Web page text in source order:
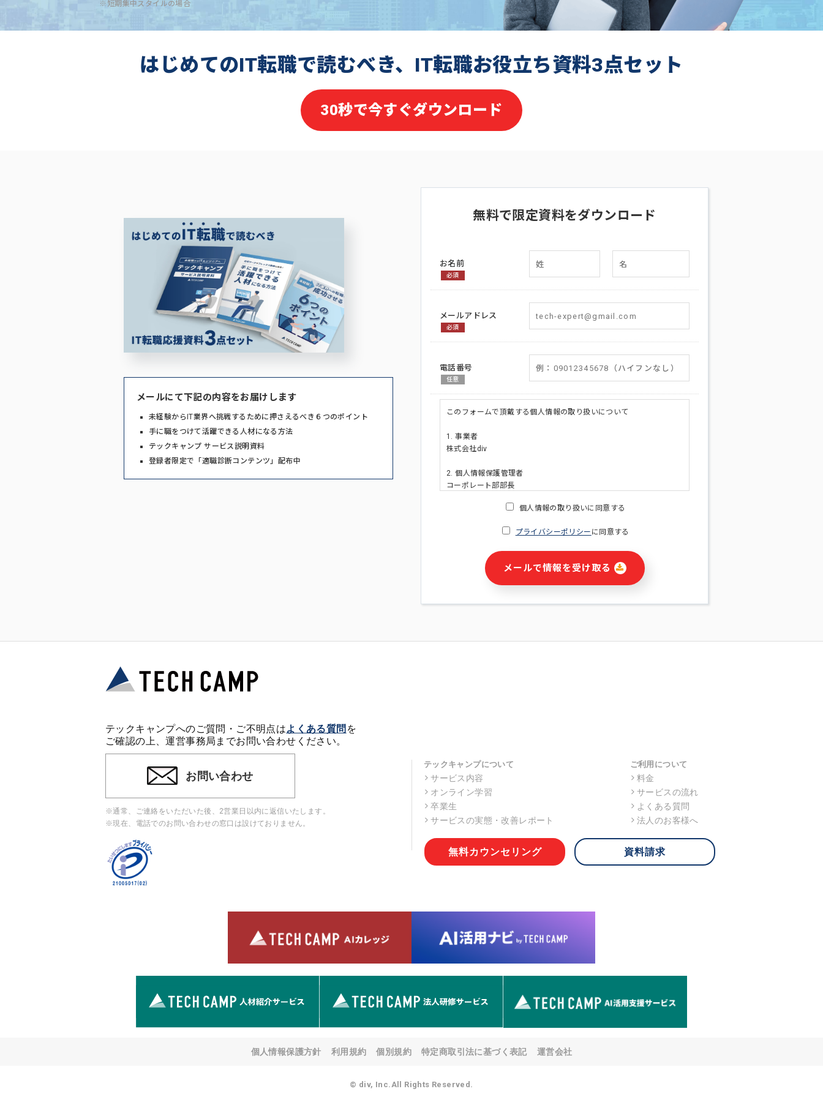
※短期集中スタイルの場合
はじめてのIT転職で読むべき、IT転職お役立ち資料3点セット
30秒で今すぐダウンロード
メールにて下記の内容をお届けします
未経験からIT業界へ挑戦するために押さえるべき６つのポイント
手に職をつけて活躍できる人材になる方法
テックキャンプ サービス説明資料
登録者限定で「適職診断コンテンツ」配布中
無料で限定資料をダウンロード
お名前
必須
メールアドレス
必須
電話番号
任意
このフォームで頂戴する個人情報の取り扱いについて
1. 事業者
株式会社div
2. 個人情報保護管理者
コーポレート部部長
・ご請求された資料の送付のため
・本サービス及び本サービスに関連する情報(当社及び第三者のサー
ビス又は商品等の広告配信・宣伝を含みますが、それらに限定されま
せん)の提供又はそれらに関する連絡のため
5. 個人情報取扱いの委託
当社は事業運営上、前項利用目的の範囲に限って個人情報を外部に委
託することがあります。この場合、個人情報保護水準の高い委託先を
選定し、個人情報の適正管理・機密保持についての契約を交わし、適
6. 個人情報の開示等の請求 ご本人様は、当社に対してご自身の個人
情報の開示等(利用目的の通知、開示、内容の訂正・追加・削除、利
す。ただし、申請が本人確認が不可能な場合や、個人情報保護法の定
す。 なお、アクセスログなどの個人情報以外の情報については、原則
【お問合せ窓口】
株式会社div 個人情報問合せ窓口
〒107-0052 東京都港区赤坂8-4-14 青山タワープレイス6階
メールアドレス:privacy_policy@di-v.co.jp
ご本人様が当社に個人情報を提供されるかどうかは任意によるもので
個人情報の取り扱いに同意する
プライバシーポリシー に同意する
メールで情報を受け取る
テックキャンプへのご質問・ご不明点はよくある質問 を
ご確認の上、運営事務局までお問い合わせください。
お問い合わせ
※通常、ご連絡をいただいた後、2営業日以内に返信いたします。
※現在、電話でのお問い合わせの窓口は設けておりません。
テックキャンプについて
サービス内容
オンライン学習
卒業生
サービスの実態・改善レポート
ご利用について
料金
サービスの流れ
よくある質問
法人のお客様へ
無料カウンセリング 資料請求
個人情報保護方針 利用規約 個別規約 特定商取引法に基づく表記 運営会社
© div, Inc.All Rights Reserved.